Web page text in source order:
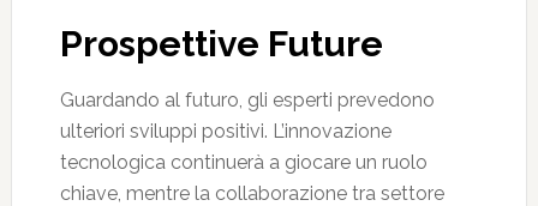
Prospettive Future
Guardando al futuro, gli esperti prevedono
ulteriori sviluppi positivi. L’innovazione
tecnologica continuerà a giocare un ruolo
chiave, mentre la collaborazione tra settore